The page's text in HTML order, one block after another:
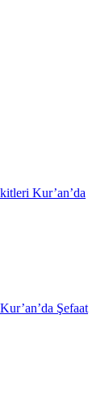
Kur’an’da
Kur’an’da Şefaat